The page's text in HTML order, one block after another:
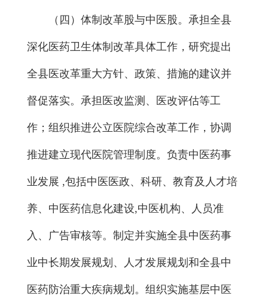
（四）体制改革股与中医股。承担全县
深化医药卫生体制改革具体工作，研究提出
全县医改革重大方针、政策、措施的建议并
督促落实。承担医改监测、医改评估等工
作；组织推进公立医院综合改革工作，协调
推进建立现代医院管理制度。负责中医药事
业发展 ,包括中医医政、科研、教育及人才培
养、中医药信息化建设,中医机构、人员准
入、广告审核等。制定并实施全县中医药事
业中长期发展规划、人才发展规划和全县中
医药防治重大疾病规划。组织实施基层中医